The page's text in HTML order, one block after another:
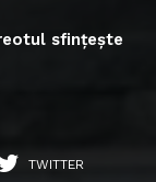
sfințește
TWITTER